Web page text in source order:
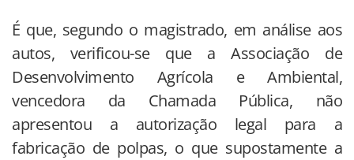
É que, segundo o magistrado, em análise aos
autos, verificou-se que a Associação de
Desenvolvimento Agrícola e Ambiental,
vencedora da Chamada Pública, não
apresentou a autorização legal para a
fabricação de polpas, o que supostamente a